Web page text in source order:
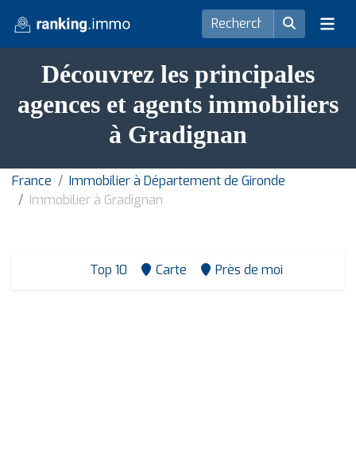
Découvrez les principales
agences et agents immobiliers
à Gradignan
France
Immobilier à Département de Gironde
Immobilier à Gradignan
Top 10 Carte Près de moi